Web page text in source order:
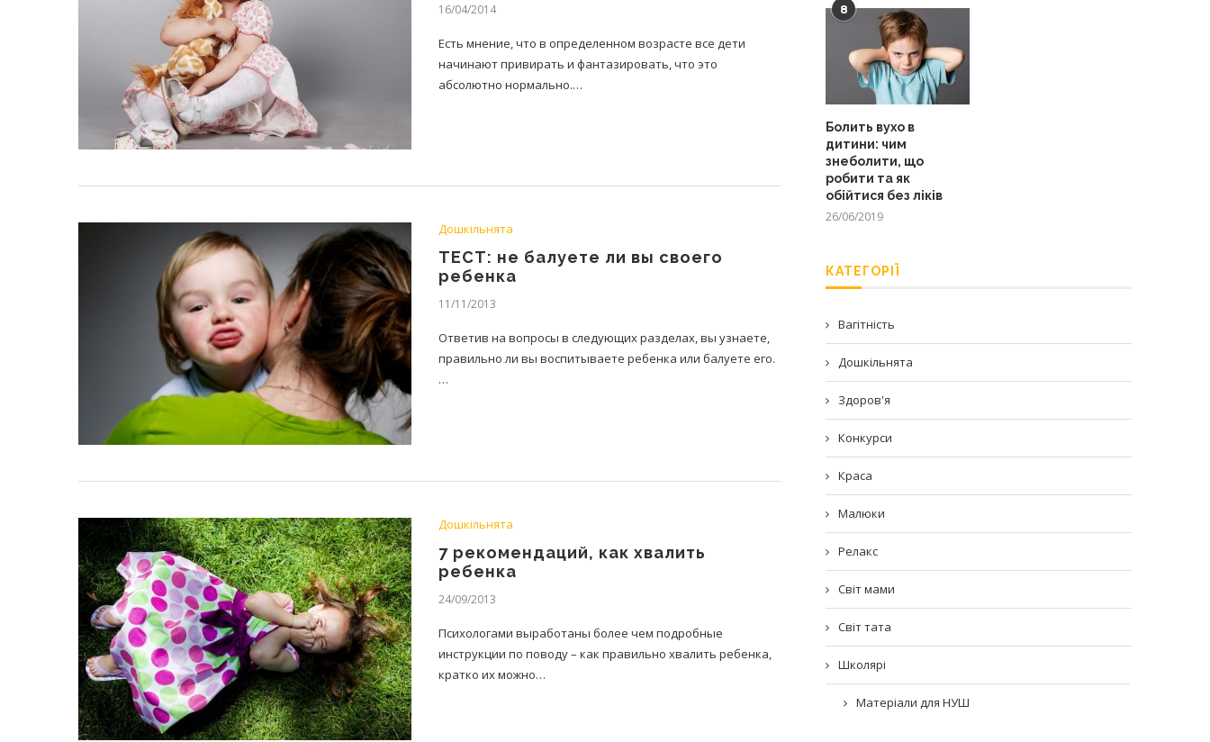
16/04/2014
Есть мнение, что в определенном возрасте все дети
начинают привирать и фантазировать, что это
абсолютно нормально.…
Дошкільнята
ТЕСТ: не балуете ли вы своего
ребенка
11/11/2013
Ответив на вопросы в следующих разделах, вы узнаете,
правильно ли вы воспитываете ребенка или балуете его.
…
Дошкільнята
7 рекомендаций, как хвалить
ребенка
24/09/2013
Психологами выработаны более чем подробные
инструкции по поводу – как правильно хвалить ребенка,
кратко их можно…
8
Болить вухо в
дитини: чим
знеболити, що
робити та як
обійтися без ліків
26/06/2019
КАТЕГОРІЇ
Вагітність
Дошкільнята
Здоров'я
Конкурси
Краса
Малюки
Релакс
Світ мами
Світ тата
Школярі
Матеріали для НУШ